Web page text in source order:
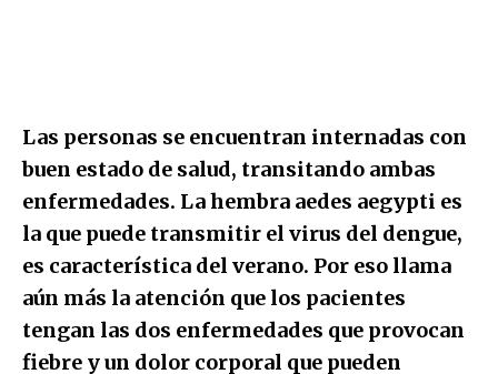
Las personas se encuentran internadas con
buen estado de salud, transitando ambas
enfermedades. La hembra aedes aegypti es
la que puede transmitir el virus del dengue,
es característica del verano. Por eso llama
aún más la atención que los pacientes
tengan las dos enfermedades que provocan
fiebre y un dolor corporal que pueden